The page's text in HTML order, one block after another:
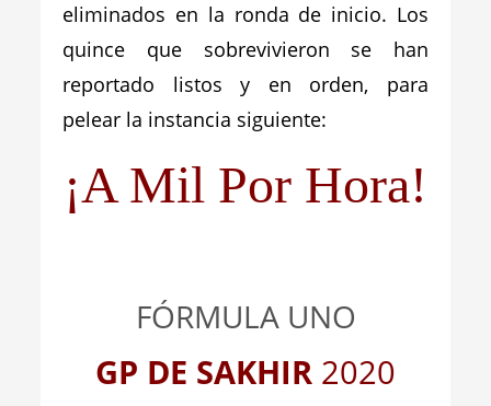
eliminados en la ronda de inicio. Los
quince que sobrevivieron se han
reportado listos y en orden, para
pelear la instancia siguiente:
¡A Mil Por Hora!
FÓRMULA UNO
GP DE SAKHIR 2020